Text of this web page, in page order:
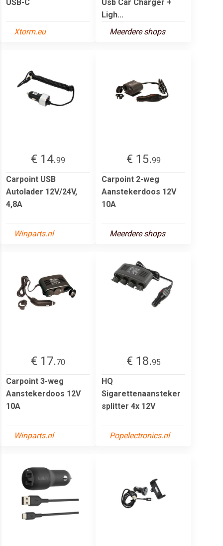
USB-C
Xtorm.eu
Usb Car Charger +
Ligh...
Meerdere shops
€ 14.99
Carpoint USB
Autolader 12V/24V,
4,8A
Winparts.nl
€ 15.99
Carpoint 2-weg
Aanstekerdoos 12V
10A
Meerdere shops
€ 17.70
Carpoint 3-weg
Aanstekerdoos 12V
10A
Winparts.nl
€ 18.95
HQ
Sigarettenaansteker
splitter 4x 12V
Popelectronics.nl